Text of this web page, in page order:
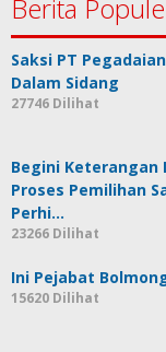
Berita
Saksi PT
Dalam Sidang
27746 Dilihat
Begini Keterangan
Proses Pemilihan
Perhi…
23266 Dilihat
Ini Pejabat
15620 Dilihat